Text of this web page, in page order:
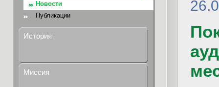
Новости
Публикации
История
Миссия